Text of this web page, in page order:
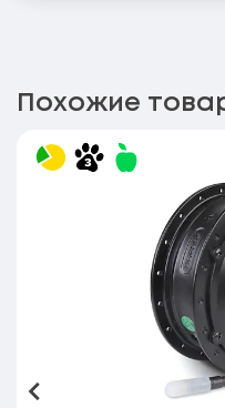
Похожие
Назад